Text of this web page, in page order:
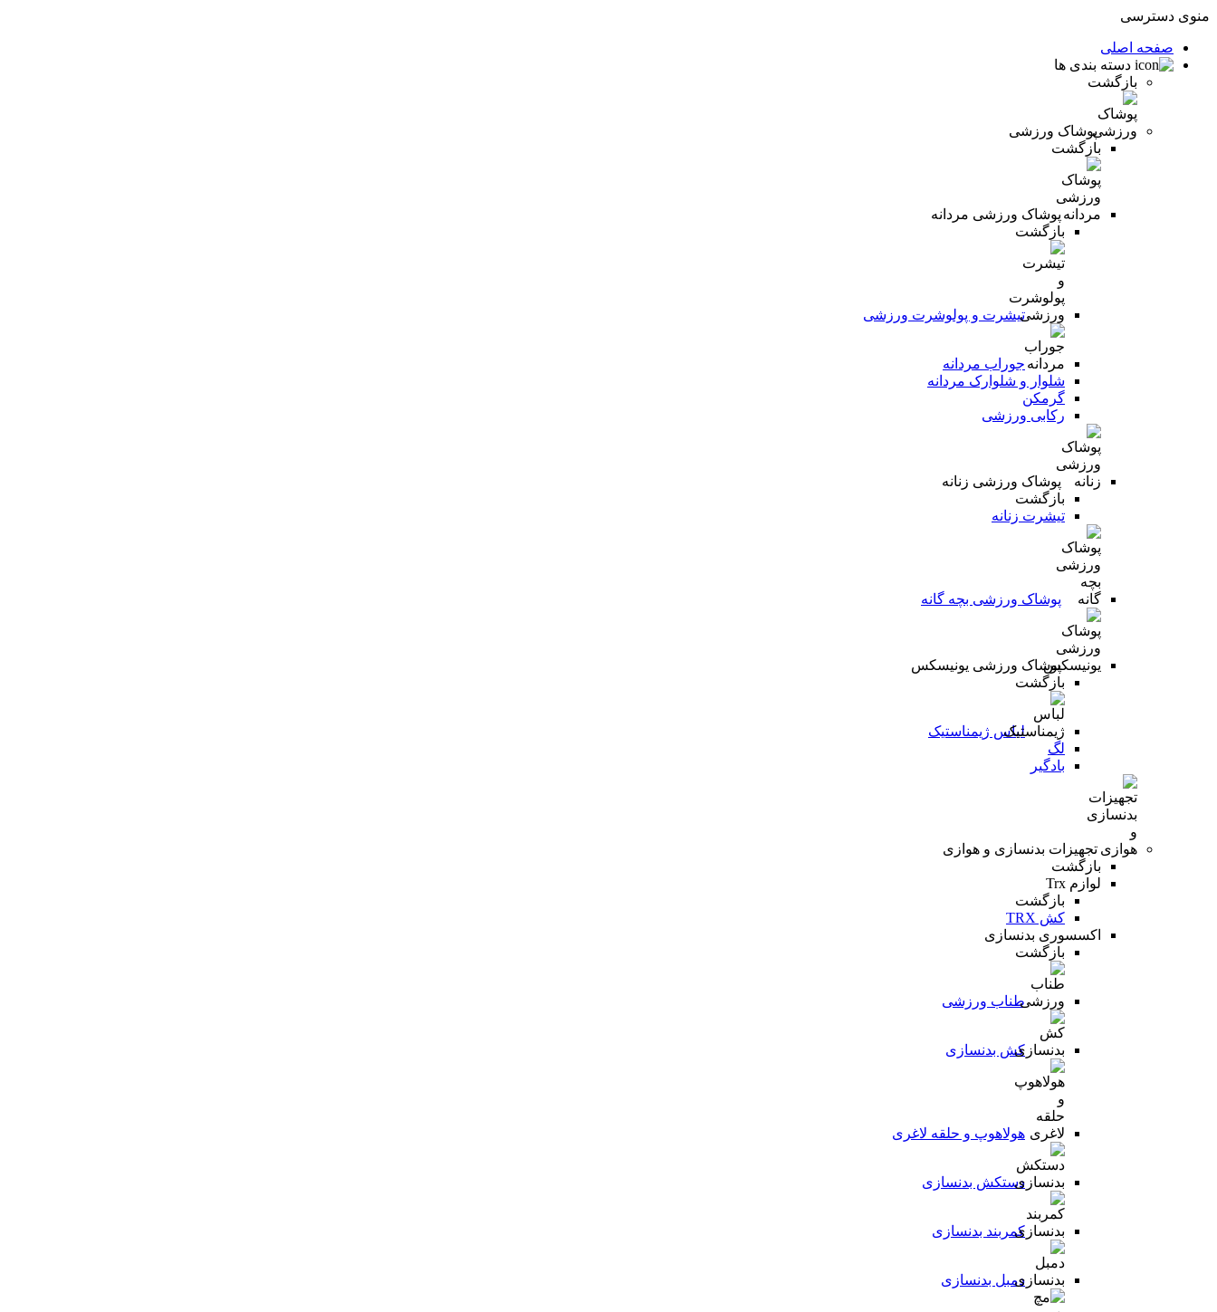
منوی دسترسی
صفحه اصلی
دسته بندی ها
بازگشت
پوشاک ورزشی
بازگشت
پوشاک ورزشی مردانه
بازگشت
تیشرت و پولوشرت ورزشی
جوراب مردانه
شلوار و شلوارک مردانه
گرمکن
رکابی ورزشی
پوشاک ورزشی زنانه
بازگشت
تیشرت زنانه
پوشاک ورزشی بچه گانه
پوشاک ورزشی یونیسکس
بازگشت
لباس ژیمناستیک
لگ
بادگیر
تجهیزات بدنسازی و هوازی
بازگشت
لوازم Trx
بازگشت
کش TRX
اکسسوری بدنسازی
بازگشت
طناب ورزشی
کش بدنسازی
هولاهوپ و حلقه لاغری
دستکش بدنسازی
کمربند بدنسازی
دمبل بدنسازی